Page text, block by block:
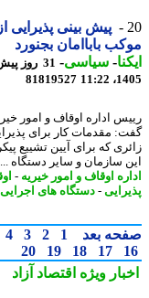
باباامان بجنورد
-سیاسی-
81819527
اداره اوقاف و امور خیریه
مقدمات کار برای پذیرایی
که برای آیین تشییع
سازمان و سایر دستگاه ...
اوقاف و امور خیریه- اوقاف
- دستگاه های اجرایی-
بعد 1
2
3
4
5
17
18
19
20
ویژهاقتصاد آزاد